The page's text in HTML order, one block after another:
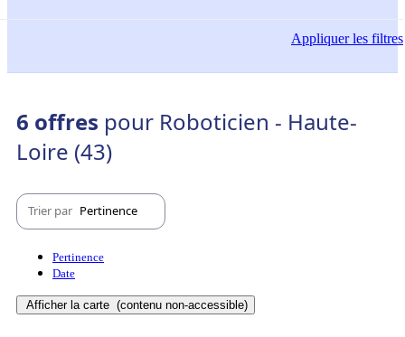
Appliquerles filtres
6 offres pour Roboticien - Haute-
Loire (43)
Trier par Pertinence
Pertinence
Date
Afficher la carte (contenu non-accessible)